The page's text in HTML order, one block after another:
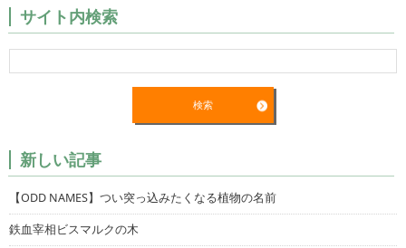
サイト内検索
新しい記事
【ODD NAMES】つい突っ込みたくなる植物の名前
鉄血宰相ビスマルクの木